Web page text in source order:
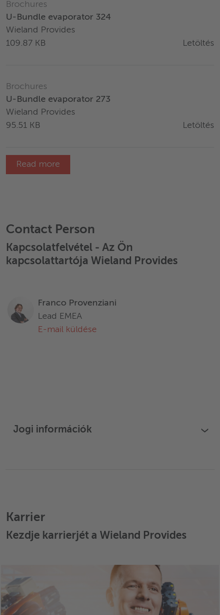
Brochures
U-Bundle evaporator 324
Wieland Provides
109.87 KB
Letöltés
Brochures
U-Bundle evaporator 273
Wieland Provides
95.51 KB
Letöltés
Read more
Contact Person
Kapcsolatfelvétel - Az Ön
kapcsolattartója Wieland Provides
Franco Provenziani
Lead EMEA
E-mail küldése
Jogi információk ›
Karrier
Kezdje karrierjét a Wieland Provides